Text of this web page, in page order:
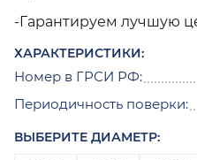
-Гарантируем лучшую
ХАРАКТЕРИСТИКИ:
Номер в ГРСИ РФ:
Периодичность поверки:
ВЫБЕРИТЕ ДИАМЕТР: